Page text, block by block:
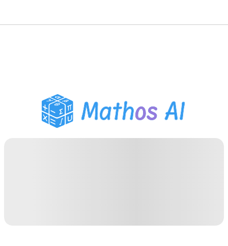
مساعد واجبات PDF
أدوات الدراسة